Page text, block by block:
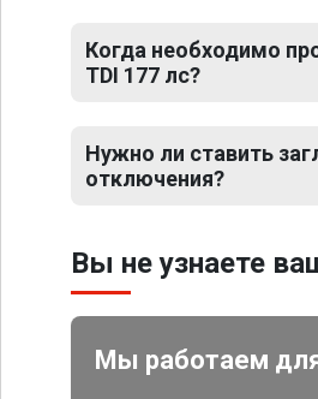
Когда необходимо
TDI 177 лс?
Нужно ли ставить
отключения?
Вы не узнаете
Мы работаем для